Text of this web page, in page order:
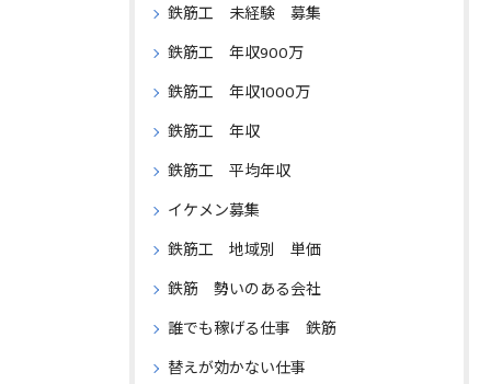
鉄筋工 未経験 募集
鉄筋工 年収900万
鉄筋工 年収1000万
鉄筋工 年収
鉄筋工 平均年収
イケメン募集
鉄筋工 地域別 単価
鉄筋 勢いのある会社
誰でも稼げる仕事 鉄筋
替えが効かない仕事